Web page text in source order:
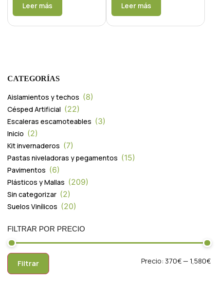
Leer más Leer más
CATEGORÍAS
Aislamientos y techos 8
Césped Artificial 22
Escaleras escamoteables 3
Inicio 2
Kit invernaderos 7
Pastas niveladoras y pegamentos 15
Pavimentos 6
Plásticos y Mallas 209
Sin categorizar 2
Suelos Vinílicos 20
FILTRAR POR PRECIO
Filtrar Precio: 370€— 1,580€